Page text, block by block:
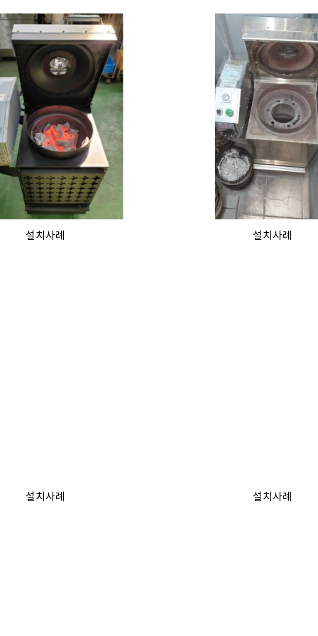
설치사례 설치사례
설치사례 설치사례